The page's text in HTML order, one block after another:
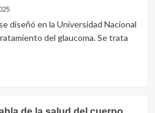
diseñó en la Universidad Nacional
del glaucoma. Se trata